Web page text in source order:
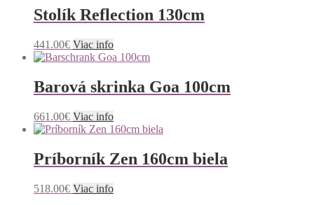
Stolík Reflection 130cm
441.00€ Viac info
Barová skrinka Goa 100cm
661.00€ Viac info
Príborník Zen 160cm biela
518.00€ Viac info